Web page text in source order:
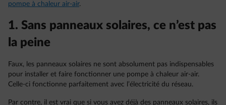
pompe à chaleur air-air.
1. Sans panneaux solaires, ce n’est pas
la peine
Faux, les panneaux solaires ne sont absolument pas indispensables
pour installer et faire fonctionner une pompe à chaleur air-air.
Celle-ci fonctionne parfaitement avec l’électricité du réseau.
Par contre, il est vrai que si vous avez déjà des panneaux solaires, ils